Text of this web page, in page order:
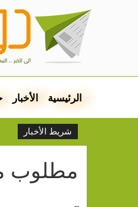
الرئيسية الأخبار
شريط الأخبار
مطلوب